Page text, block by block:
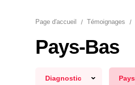
Page d′accueil Témoignages
Pays-Bas
Diagnostic Pays